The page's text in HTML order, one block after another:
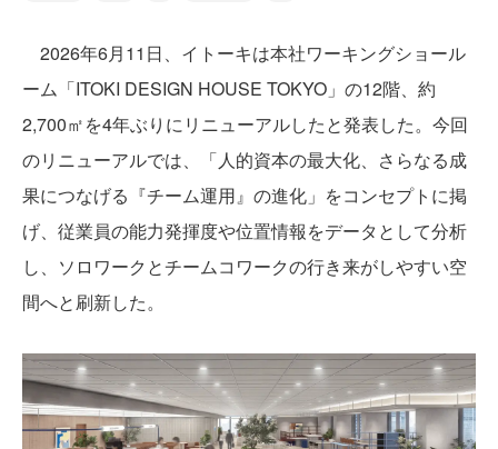
2026年6月11日、イトーキは本社ワーキングショール
ーム「ITOKI DESIGN HOUSE TOKYO」の12階、約
2,700㎡を4年ぶりにリニューアルしたと発表した。今回
のリニューアルでは、「人的資本の最大化、さらなる成
果につなげる『チーム運用』の進化」をコンセプトに掲
げ、従業員の能力発揮度や位置情報をデータとして分析
し、ソロワークとチームコワークの行き来がしやすい空
間へと刷新した。